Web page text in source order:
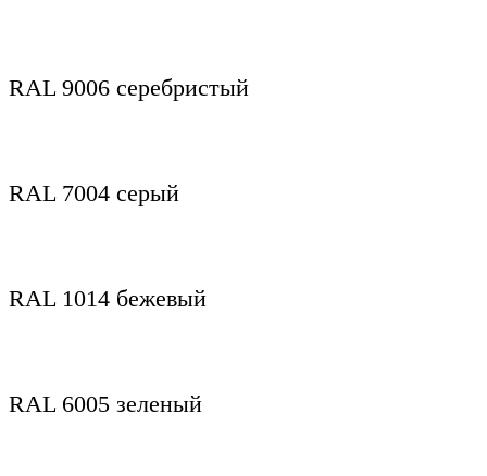
RAL 9006 серебристый
RAL 7004 серый
RAL 1014 бежевый
RAL 6005 зеленый